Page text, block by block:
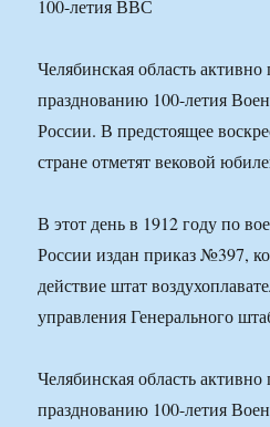
Челябинская область активно
празднованию 100-летия
России. В предстоящее
стране отметят вековой
В этот день в 1912 году по
России издан приказ №397,
действие штат
управления Генерального
Челябинская область активно
празднованию 100-летия